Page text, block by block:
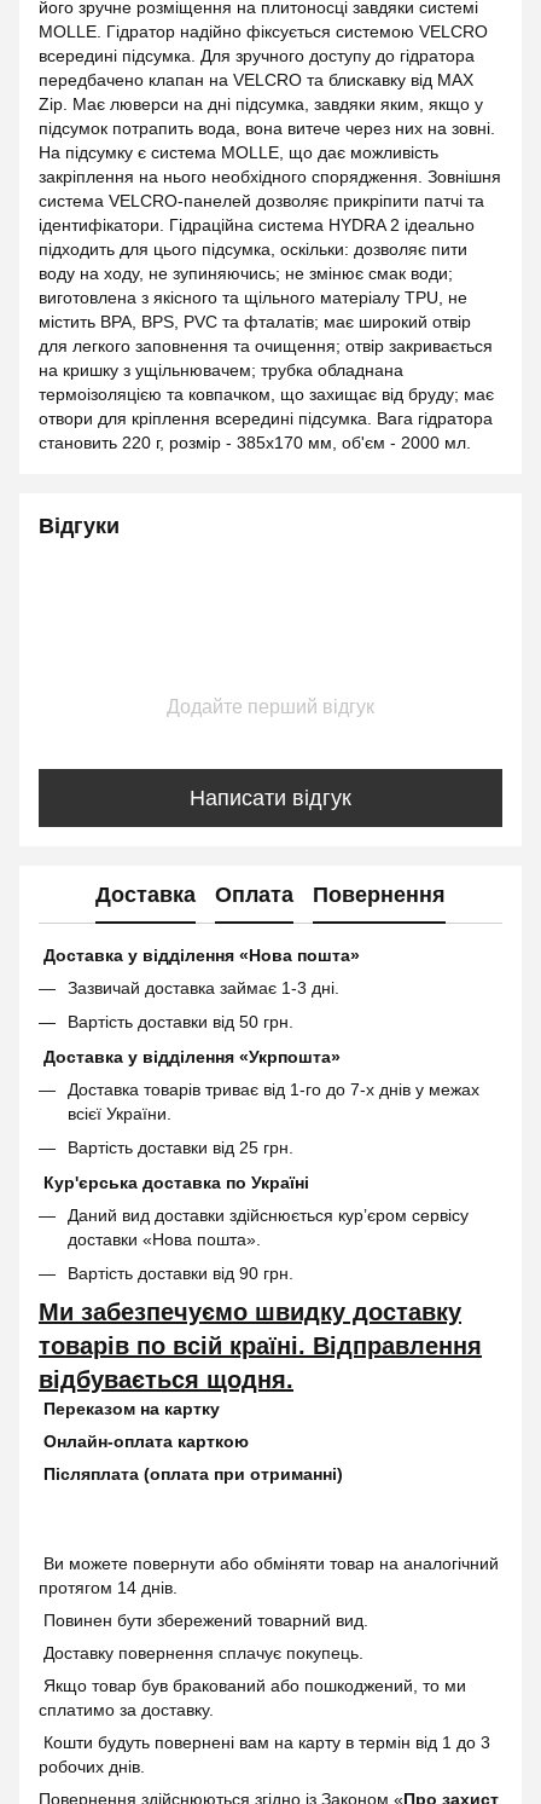
його зручне розміщення на плитоносці завдяки системі
MOLLE. Гідратор надійно фіксується системою VELCRO
всередині підсумка. Для зручного доступу до гідратора
передбачено клапан на VELCRO та блискавку від MAX
Zip. Має люверси на дні підсумка, завдяки яким, якщо у
підсумок потрапить вода, вона витече через них на зовні.
На підсумку є система MOLLE, що дає можливість
закріплення на нього необхідного спорядження. Зовнішня
система VELCRO-панелей дозволяє прикріпити патчі та
ідентифікатори. Гідраційна система HYDRA 2 ідеально
підходить для цього підсумка, оскільки: дозволяє пити
воду на ходу, не зупиняючись; не змінює смак води;
виготовлена з якісного та щільного матеріалу TPU, не
містить BPA, BPS, PVC та фталатів; має широкий отвір
для легкого заповнення та очищення; отвір закривається
на кришку з ущільнювачем; трубка обладнана
термоізоляцією та ковпачком, що захищає від бруду; має
отвори для кріплення всередині підсумка. Вага гідратора
становить 220 г, розмір - 385х170 мм, об'єм - 2000 мл.
Відгуки
Додайте перший відгук
Написати відгук
Доставка Оплата Повернення
Доставка у відділення «Нова пошта»
Зазвичай доставка займає 1-3 дні.
Вартість доставки від 50 грн.
Доставка у відділення «Укрпошта»
Доставка товарів триває від 1-го до 7-х днів у межах
всієї України.
Вартість доставки від 25 грн.
Кур'єрська доставка по Україні
Даний вид доставки здійснюється кур’єром сервісу
доставки «Нова пошта».
Вартість доставки від 90 грн.
Ми забезпечуємо швидку доставку
товарів по всій країні. Відправлення
відбувається щодня.
Переказом на картку
Онлайн-оплата карткою
Післяплата (оплата при отриманні)
Ви можете повернути або обміняти товар на аналогічний
протягом 14 днів.
Повинен бути збережений товарний вид.
Доставку повернення сплачує покупець.
Якщо товар був бракований або пошкоджений, то ми
сплатимо за доставку.
Кошти будуть повернені вам на карту в термін від 1 до 3
робочих днів.
Повернення здійснюються згідно із Законом «Про захист